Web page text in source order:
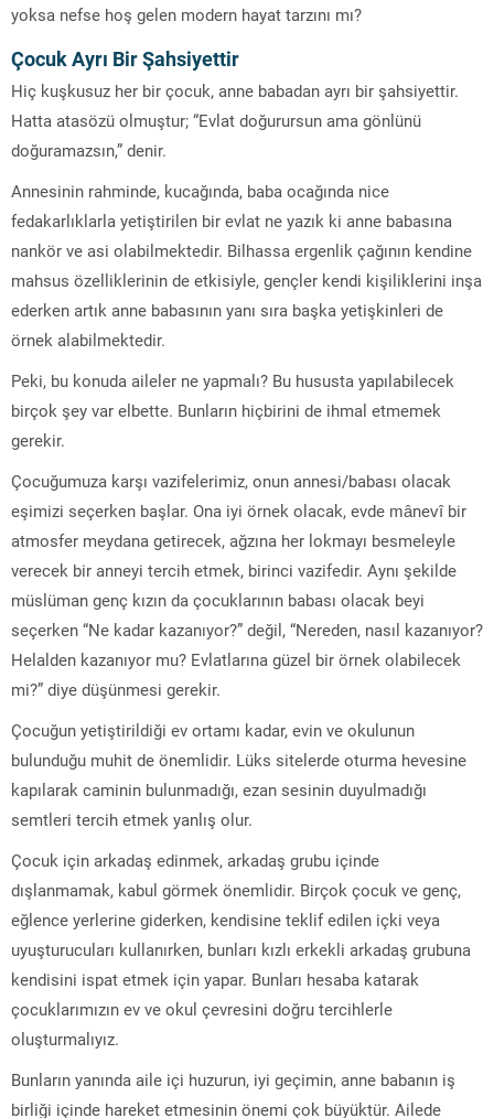
yoksa nefse hoş gelen modern hayat tarzını mı?
Çocuk Ayrı Bir Şahsiyettir
Hiç kuşkusuz her bir çocuk, anne babadan ayrı bir şahsiyettir.
Hatta atasözü olmuştur; “Evlat doğurursun ama gönlünü
doğuramazsın,” denir.
Annesinin rahminde, kucağında, baba ocağında nice
fedakarlıklarla yetiştirilen bir evlat ne yazık ki anne babasına
nankör ve asi olabilmektedir. Bilhassa ergenlik çağının kendine
mahsus özelliklerinin de etkisiyle, gençler kendi kişiliklerini inşa
ederken artık anne babasının yanı sıra başka yetişkinleri de
örnek alabilmektedir.
Peki, bu konuda aileler ne yapmalı? Bu hususta yapılabilecek
birçok şey var elbette. Bunların hiçbirini de ihmal etmemek
gerekir.
Çocuğumuza karşı vazifelerimiz, onun annesi/babası olacak
eşimizi seçerken başlar. Ona iyi örnek olacak, evde mânevî bir
atmosfer meydana getirecek, ağzına her lokmayı besmeleyle
verecek bir anneyi tercih etmek, birinci vazifedir. Aynı şekilde
müslüman genç kızın da çocuklarının babası olacak beyi
seçerken “Ne kadar kazanıyor?” değil, “Nereden, nasıl kazanıyor?
Helalden kazanıyor mu? Evlatlarına güzel bir örnek olabilecek
mi?” diye düşünmesi gerekir.
Çocuğun yetiştirildiği ev ortamı kadar, evin ve okulunun
bulunduğu muhit de önemlidir. Lüks sitelerde oturma hevesine
kapılarak caminin bulunmadığı, ezan sesinin duyulmadığı
semtleri tercih etmek yanlış olur.
Çocuk için arkadaş edinmek, arkadaş grubu içinde
dışlanmamak, kabul görmek önemlidir. Birçok çocuk ve genç,
eğlence yerlerine giderken, kendisine teklif edilen içki veya
uyuşturucuları kullanırken, bunları kızlı erkekli arkadaş grubuna
kendisini ispat etmek için yapar. Bunları hesaba katarak
çocuklarımızın ev ve okul çevresini doğru tercihlerle
oluşturmalıyız.
Bunların yanında aile içi huzurun, iyi geçimin, anne babanın iş
birliği içinde hareket etmesinin önemi çok büyüktür. Ailede